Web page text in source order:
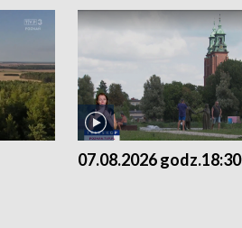
07.08.2026 godz.18:30